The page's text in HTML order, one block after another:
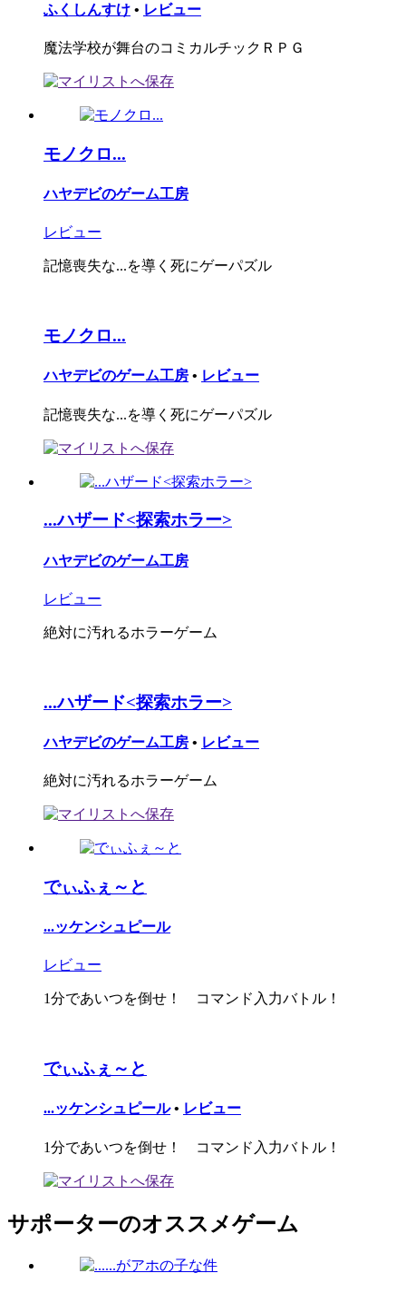
ふくしんすけ • レビュー
魔法学校が舞台のコミカルチックＲＰＧ
モノクロ...
ハヤデビのゲーム工房
レビュー
記憶喪失な...を導く死にゲーパズル
モノクロ...
ハヤデビのゲーム工房 • レビュー
記憶喪失な...を導く死にゲーパズル
...ハザード<探索ホラー>
ハヤデビのゲーム工房
レビュー
絶対に汚れるホラーゲーム
...ハザード<探索ホラー>
ハヤデビのゲーム工房 • レビュー
絶対に汚れるホラーゲーム
でぃふぇ～と
...ッケンシュピール
レビュー
1分であいつを倒せ！ コマンド入力バトル！
でぃふぇ～と
...ッケンシュピール • レビュー
1分であいつを倒せ！ コマンド入力バトル！
サポーターのオススメゲーム